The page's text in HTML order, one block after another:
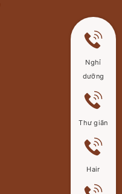
Nghỉ
dưỡng
Thư giãn
Hair